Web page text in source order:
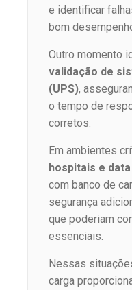
e identificar
bom
Outro momento
validação de
(UPS),
o tempo de
corretos.
Em ambientes
hospitais e
com banco de
segurança
que poderiam
essenciais.
Nessas
carga